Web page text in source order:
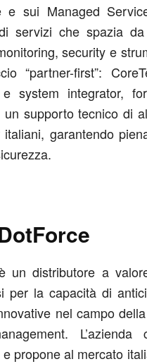
e sui Managed
servizi che spazia
security e
“partner-first”:
system integrator,
un supporto tecnico di
italiani, garantendo
un distributore a
per la capacità di
nel campo
propone al mercato